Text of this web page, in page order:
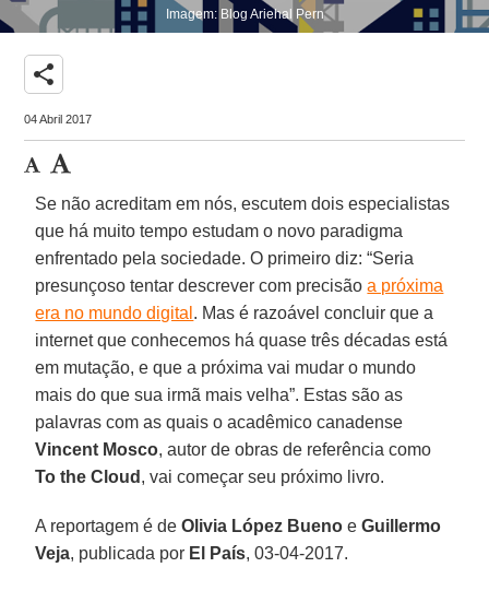
Imagem: Blog Ariehal Pern
share
04 Abril 2017
Se não acreditam em nós, escutem dois especialistas
que há muito tempo estudam o novo paradigma
enfrentado pela sociedade. O primeiro diz: “Seria
presunçoso tentar descrever com precisãoa próxima
era no mundo digital . Mas é razoável concluir que a
internet que conhecemos há quase três décadas está
em mutação, e que a próxima vai mudar o mundo
mais do que sua irmã mais velha”. Estas são as
palavras com as quais o acadêmico canadense
Vincent Mosco, autor de obras de referência como
To the Cloud , vai começar seu próximo livro.
A reportagem é deOlivia López Bueno eGuillermo
Veja, publicada por El País, 03-04-2017.